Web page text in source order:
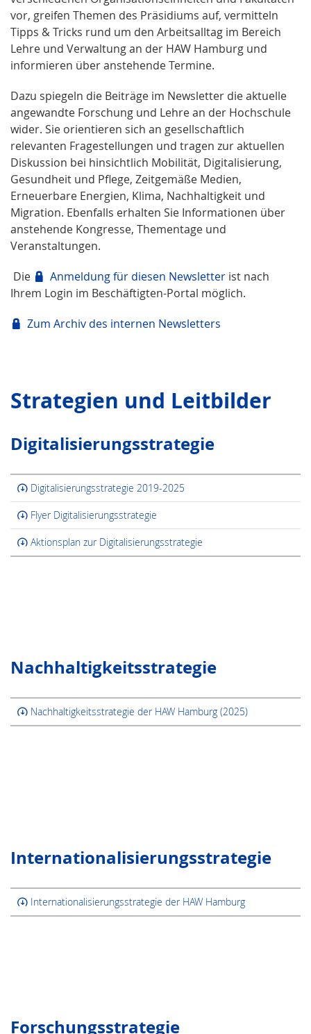
vor, greifen Themen des Präsidiums auf, vermitteln
Tipps & Tricks rund um den Arbeitsalltag im Bereich
Lehre und Verwaltung an der HAW Hamburg und
informieren über anstehende Termine.
Dazu spiegeln die Beiträge im Newsletter die aktuelle
angewandte Forschung und Lehre an der Hochschule
wider. Sie orientieren sich an gesellschaftlich
relevanten Fragestellungen und tragen zur aktuellen
Diskussion bei hinsichtlich Mobilität, Digitalisierung,
Gesundheit und Pflege, Zeitgemäße Medien,
Erneuerbare Energien, Klima, Nachhaltigkeit und
Migration. Ebenfalls erhalten Sie Informationen über
anstehende Kongresse, Thementage und
Veranstaltungen.
Die
Anmeldung für diesen Newsletter ist nach
Ihrem Login im Beschäftigten-Portal möglich.
Zum Archiv des internen Newsletters
Strategien und Leitbilder
Digitalisierungsstrategie
Digitalisierungsstrategie 2019-2025
Flyer Digitalisierungsstrategie
Aktionsplan zur Digitalisierungsstrategie
Nachhaltig­keitsstrategie
Nachhaltigkeitsstrategie der HAW Hamburg (2025)
Inter­natio­nalisierungsstrategie
Internationalisierungsstrategie der HAW Hamburg
Forschungsstrategie